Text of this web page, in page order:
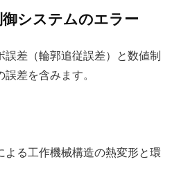
システムのエラー
差（輪郭追従誤差）と数値制
差を含みます。
よる工作機械構造の熱変形と環